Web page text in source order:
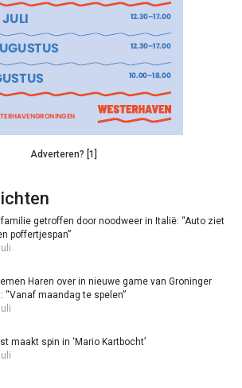
Adverteren? [1]
getroffen door noodweer in Italië: “Auto ziet
poffertjespan”
Haren over in nieuwe game van Groninger
“Vanaf maandag te spelen”
maakt spin in ‘Mario Kartbocht’